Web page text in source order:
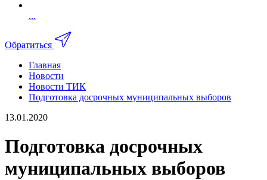
...
Обратиться
Главная
Новости
Новости ТИК
Подготовка досрочных муниципальных выборов
13.01.2020
Подготовка досрочных
муниципальных выборов